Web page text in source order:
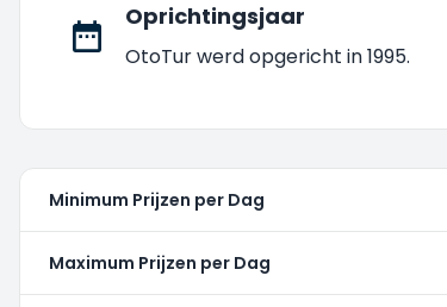
Oprichtingsjaar
OtoTur werd opgericht in 1995.
Minimum Prijzen per Dag
Maximum Prijzen per Dag